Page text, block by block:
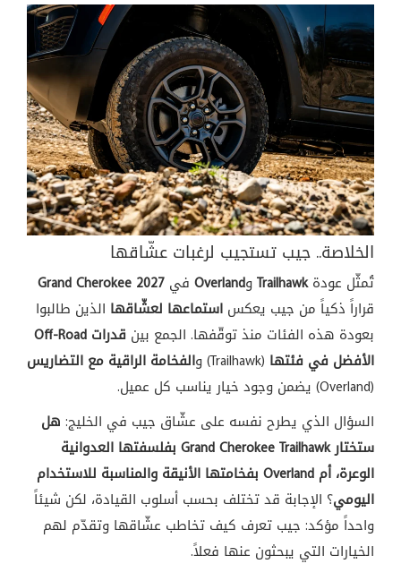
الخلاصة.. جيب تستجيب لرغبات عشّاقها
تُمثّل عودةTrailhawkوOverland في Grand Cherokee 2027
قراراً ذكياً من جيب يعكس استماعها لعشّاقها الذين طالبوا
بعودة هذه الفئات منذتوقّفها. الجمع بين
قدرات Off-Road
الأفضل في فئتها (Trailhawk) والفخامة الراقية مع التضاريس
(Overland) يضمن وجود
خيار يناسب كل عميل.
السؤال الذي يطرح نفسه على عشّاق جيب في الخليج: هل
ستختار Grand Cherokee Trailhawk بفلسفتها العدوانية
الوعرة، أم Overland بفخامتها الأنيقة والمناسبة للاستخدام
اليومي؟ الإجابة قد تختلف بحسب أسلوب القيادة، لكن شيئاً
واحداً مؤكد: جيب تعرف كيف تخاطب عشّاقها وتقدّم لهم
الخيارات التي يبحثون عنها فعلاً.